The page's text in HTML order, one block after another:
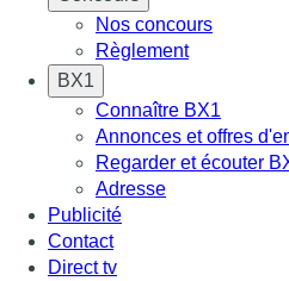
Nos concours
Règlement
BX1
Connaître BX1
Annonces et offres
Regarder et écouter
Adresse
Publicité
Contact
Direct tv